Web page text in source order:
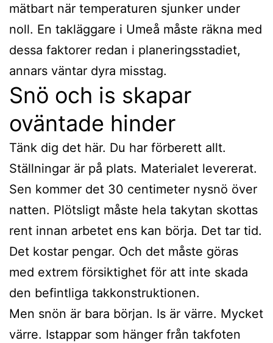
mätbart när temperaturen sjunker under
noll. En takläggare i Umeå måste räkna med
dessa faktorer redan i planeringsstadiet,
annars väntar dyra misstag.
Snö och is skapar
oväntade hinder
Tänk dig det här. Du har förberett allt.
Ställningar är på plats. Materialet levererat.
Sen kommer det 30 centimeter nysnö över
natten. Plötsligt måste hela takytan skottas
rent innan arbetet ens kan börja. Det tar tid.
Det kostar pengar. Och det måste göras
med extrem försiktighet för att inte skada
den befintliga takkonstruktionen.
Men snön är bara början. Is är värre. Mycket
värre. Istappar som hänger från takfoten